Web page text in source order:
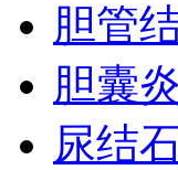
胆管
胆囊炎
尿结